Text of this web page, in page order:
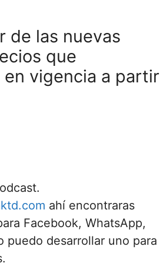
de las nuevas
que
vigencia a partir
ahí encontraras
Facebook, WhatsApp,
puedo desarrollar uno para